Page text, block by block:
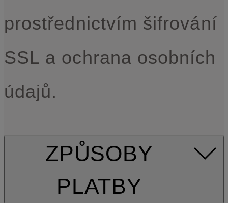
prostřednictvím šifrování
SSL a ochrana osobních
údajů.
ZPŮSOBY
PLATBY